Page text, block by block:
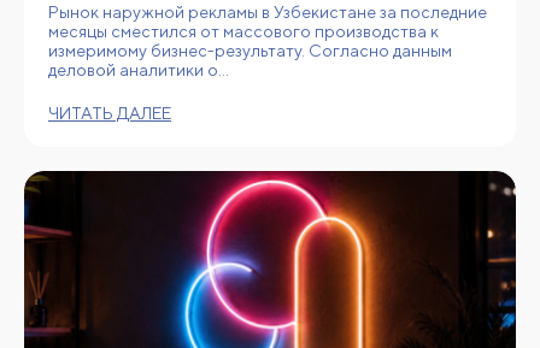
Рынок наружной рекламы в Узбекистане за последние
месяцы сместился от массового производства к
измеримому бизнес-результату. Согласно данным
деловой аналитики о…
ЧИТАТЬ ДАЛЕЕ